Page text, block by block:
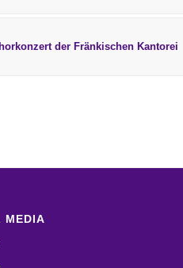
der Fränkischen Kantorei
MEDIA